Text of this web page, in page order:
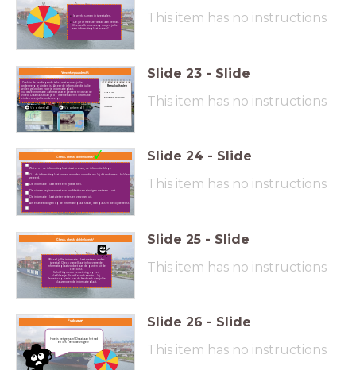
Je werkt samen in tweetallen.
De juf of meester draait aan het rad.
Over welk onderwerp mogen jullie
een informatieplaat maken?
This item has no instructions
Zoek in de verdiepende tekst wat er over jullie
onderwerp te vinden is. Arceer de informatie die jullie
willen gebruiken voor je informatieplaat.
Vul deze informatie aan met wat je geleerd hebt van de
video. Daarnaast kan je op internet allerlei informatie
vinden over jullie onderwerp.
A4-papier
kleurpotloden/stiften
potlood/pen
internet
Voorbeeld 1
Benodigdheden
Voorbeeld 2
Verwerkingsopdracht Slide 23 - Slide
This item has no instructions
Wat er op de informatieplaat staat is waar, de informatie klopt.
Op de informatieplaat komen woorden voor die we bij dit onderwerp hebben
geleerd.
De informatieplaat heeft een goede titel.
De zinnen beginnen met een hoofdletter en eindigen met een punt.
De informatieplaat ziet er netjes en verzorgd uit.
Als er afbeeldingen op de informatieplaat staan, dan passen die bij de tekst.
Check, check, dubbelcheck! Slide 24 - Slide
This item has no instructions
Wissel jullie informatieplaat met een ander
tweetal. Check van elkaar in hoeverre de
informatieplaat voldoet aan de punten uit de
checklist.
Schrijf tips voor verbetering op een
kladblaadje. Schrijf er ook een top bij.
Verbeter op basis van de feedback van jullie
klasgenoten de informatieplaat.
Check, check, dubbelcheck! Slide 25 - Slide
This item has no instructions
Evalueren
Hoe is het gegaan? Draai aan het rad
en bespreek de vragen!
Slide 26 - Slide
This item has no instructions